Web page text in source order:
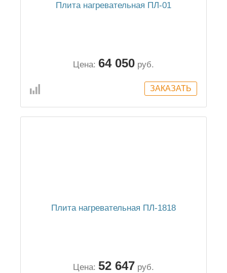
Плита нагревательная ПЛ-01
Цена: 64 050 руб.
Плита нагревательная ПЛ-1818
Цена: 52 647 руб.